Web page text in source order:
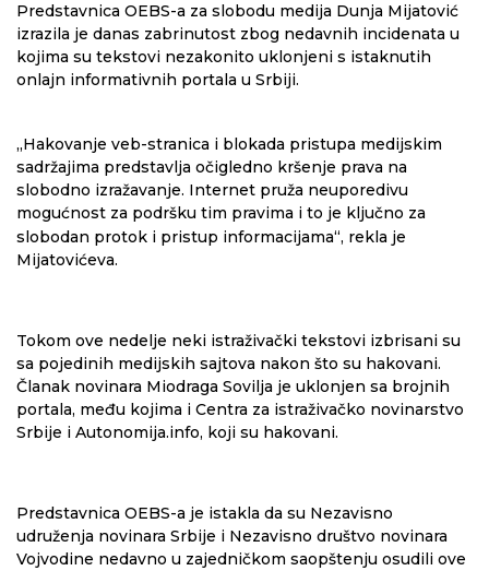
Predstavnica OEBS-a za slobodu medija Dunja Mijatović
izrazila je danas zabrinutost zbog nedavnih incidenata u
kojima su tekstovi nezakonito uklonjeni s istaknutih
onlajn informativnih portala u Srbiji.
„Hakovanje veb-stranica i blokada pristupa medijskim
sadržajima predstavlja očigledno kršenje prava na
slobodno izražavanje. Internet pruža neuporedivu
mogućnost za podršku tim pravima i to je ključno za
slobodan protok i pristup informacijama“, rekla je
Mijatovićeva.
Tokom ove nedelje neki istraživački tekstovi izbrisani su
sa pojedinih medijskih sajtova nakon što su hakovani.
Članak novinara Miodraga Sovilja je uklonjen sa brojnih
portala, među kojima i Centra za istraživačko novinarstvo
Srbije i Autonomija.info, koji su hakovani.
Predstavnica OEBS-a je istakla da su Nezavisno
udruženja novinara Srbije i Nezavisno društvo novinara
Vojvodine nedavno u zajedničkom saopštenju osudili ove